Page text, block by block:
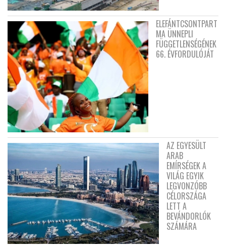
ELEFÁNTCSONTPART
MA ÜNNEPLI
FÜGGETLENSÉGÉNEK
66. ÉVFORDULÓJÁT
AZ EGYESÜLT
ARAB
EMÍRSÉGEK A
VILÁG EGYIK
LEGVONZÓBB
CÉLORSZÁGA
LETT A
BEVÁNDORLÓK
SZÁMÁRA